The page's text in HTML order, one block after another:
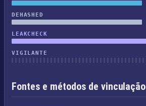
DEHASHED
LEAKCHECK
VIGILANTE
Fontes e métodos de vinculação